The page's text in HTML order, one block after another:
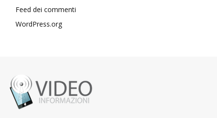
Feed dei commenti
WordPress.org